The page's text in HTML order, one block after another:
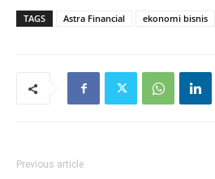
TAGS Astra Financial ekonomi bisnis
Previous article